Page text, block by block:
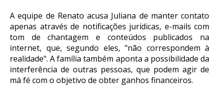
A equipe de Renato acusa Juliana de manter contato
apenas através de notificações jurídicas, e-mails com
tom de chantagem e conteúdos publicados na
internet, que, segundo eles, "não correspondem à
realidade". A família também aponta a possibilidade da
interferência de outras pessoas, que podem agir de
má fé com o objetivo de obter ganhos financeiros.